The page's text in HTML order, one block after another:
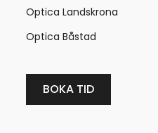
Optica Landskrona
Optica Båstad
BOKA TID